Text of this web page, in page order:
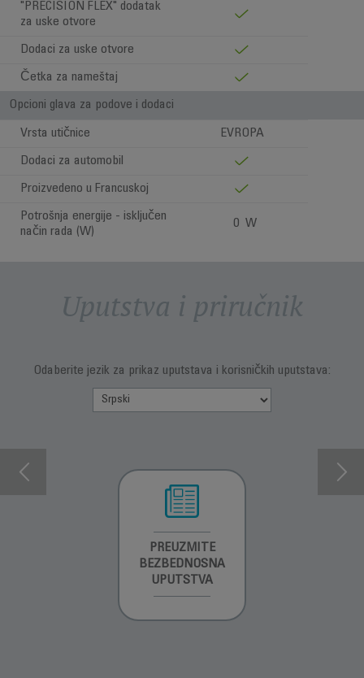
"PRECISION FLEX" dodatak
za uske otvore
Dodaci za uske otvore
Četka za nameštaj
Opcioni glava za podove i dodaci
Vrsta utičnice EVROPA
Dodaci za automobil
Proizvedeno u Francuskoj
Potrošnja energije - isključen
način rada (W)
0 W
Uputstva i priručnik
Odaberite jezik za prikaz uputstava i korisničkih uputstava:
PREUZMITE
BEZBEDNOSNA
UPUTSTVA